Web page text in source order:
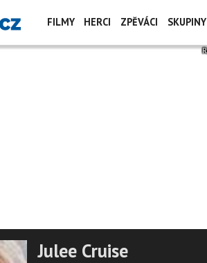
FILMY HERCI ZPĚVÁCI SKUPINY
Julee Cruise